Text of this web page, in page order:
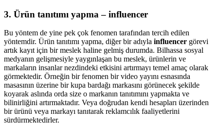
3. Ürün tanıtımı yapma – influencer
Bu yöntem de yine pek çok fenomen tarafından tercih edilen
yöntemdir. Ürün tanıtımı yapma, diğer bir adıyla influencer görevi
artık kayıt için bir meslek haline gelmiş durumda. Bilhassa sosyal
medyanın gelişmesiyle yaygınlaşan bu meslek, ürünlerin ve
markaların insanlar nezdindeki etkisini artırmayı temel amaç olarak
görmektedir. Örneğin bir fenomen bir video yayını esnasında
masasının üzerine bir kupa bardağı markasını görünecek şekilde
koyarak aslında orda size o markanın tanıtımını yapmakta ve
bilinirliğini artırmaktadır. Veya doğrudan kendi hesapları üzerinden
bir ürünü veya markayı tanıtarak reklamcılık faaliyetlerini
sürdürmektedirler.